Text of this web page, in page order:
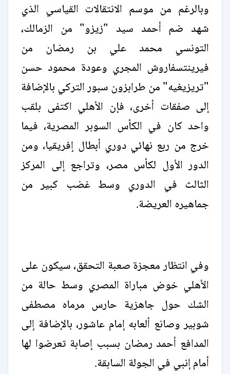
وبالرغم من موسم الانتقالات القياسي الذي
شهد ضم أحمد سيد "زيزو" من الزمالك،
التونسي محمد علي بن رمضان من
فيرينتسفاروش المجري وعودة محمود حسن
"تريزيغيه" من طرابزون سبور التركي بالإضافة
إلى صفقات أخرى، فإن الأهلي اكتفى بلقب
واحد كان في الكأس السوبر المصرية، فيما
خرج من ربع نهائي دوري أبطال إفريقيا، ومن
الدور الأول لكأس مصر، وتراجع إلى المركز
الثالث في الدوري وسط غضب كبير من
جماهيره العريضة.
وفي انتظار معجزة صعبة التحقق، سيكون على
الأهلي خوض مباراة المصري وسط حالة من
الشك حول جاهزية حارس مرماه مصطفى
شوبير وصانع ألعابه إمام عاشور، بالإضافة إلى
المدافع أحمد رمضان بسبب إصابة تعرضوا لها
أمام إنبي في الجولة السابقة.